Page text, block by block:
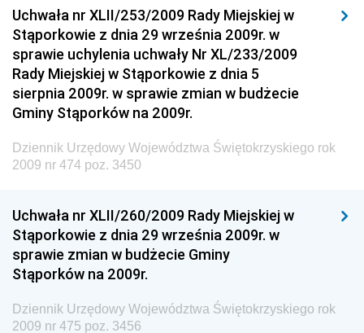
Drogowego
Dziennik Urzędowy Narodowego Banku Polskiego
Dziennik Urzędowy Komendy Głównej Policji
Dziennik Urzędowy Ministra Pracy i Polityki
Społecznej
Dziennik Urzędowy Ministra Transportu, Budownictwa
i Gospodarki Morskiej
Dziennik Urzędowy Ministra Spraw Zagranicznych
Dziennik Urzędowy Centralnego Biura
Antykorupcyjnego
Wewnętrznego
Uchwała nr XLII/253/2009 Rady Miejskiej w
Stąporkowie z dnia 29 września 2009r. w
sprawie uchylenia uchwały Nr XL/233/2009
Rady Miejskiej w Stąporkowie z dnia 5
sierpnia 2009r. w sprawie zmian w budżecie
Gminy Stąporków na 2009r.
Dziennik Urzędowy Województwa Świętokrzyskiego rok
2009 nr 474 poz. 3450
Uchwała nr XLII/260/2009 Rady Miejskiej w
Stąporkowie z dnia 29 września 2009r. w
sprawie zmian w budżecie Gminy
Stąporków na 2009r.
Dziennik Urzędowy Województwa Świętokrzyskiego rok
2009 nr 475 poz. 3456